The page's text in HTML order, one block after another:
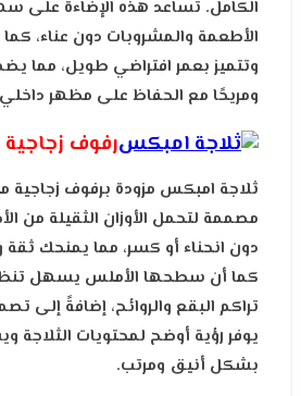
الكامل. تساعد هذه الإضاءة على
الأطعمة والمشروبات دون عناء،
وتتميز بعمر افتراضي طويل، مما
ومريحًا مع الحفاظ على مظهر
رفوف زجاجية
ثلاجة امبكس مزودة برفوف زجاجية
مصممة لتحمل الأوزان الثقيلة من
دون انحناء أو كسر، مما يمنحك ثقة
كما أن سطحها الأملس يسهل
تراكم البقع والروائح، إضافةً إلى
يوفر رؤية أوضح لمحتويات
بشكل أنيق ومرتب.